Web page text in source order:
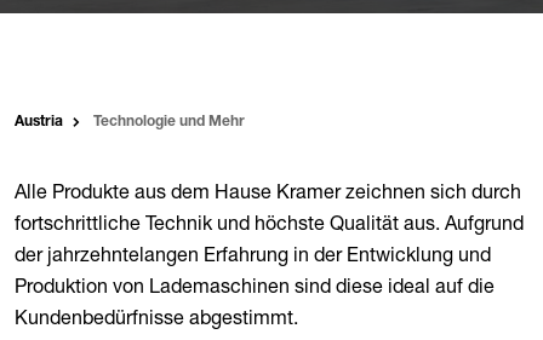
Austria Technologie und Mehr
Alle Produkte aus dem Hause Kramer zeichnen sich durch
fortschrittliche Technik und höchste Qualität aus. Aufgrund
der jahrzehntelangen Erfahrung in der Entwicklung und
Produktion von Lademaschinen sind diese ideal auf die
Kundenbedürfnisse abgestimmt.